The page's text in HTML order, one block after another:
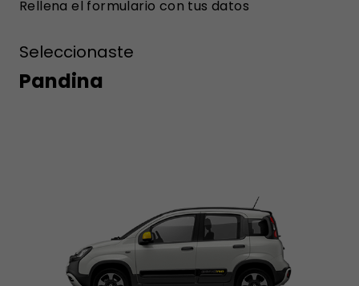
Rellena el formulario con tus datos
Seleccionaste
Pandina